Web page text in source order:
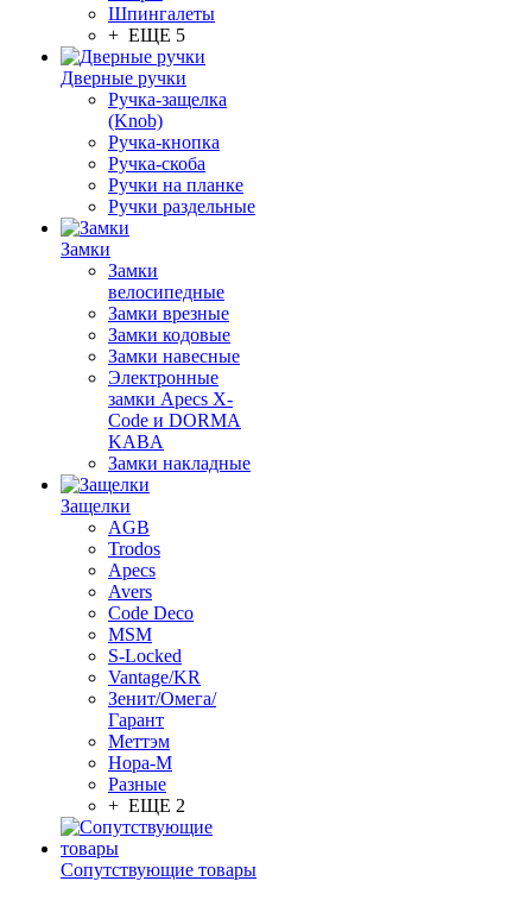
Шпингалеты
+ ЕЩЕ 5
Дверные ручки
Ручка-защелка
(Knob)
Ручка-кнопка
Ручка-скоба
Ручки на планке
Ручки раздельные
Замки
Замки
велосипедные
Замки врезные
Замки кодовые
Замки навесные
Электронные
замки Apecs X-
Code и DORMA
KABA
Замки накладные
Защелки
AGB
Trodos
Apecs
Avers
Code Deco
MSM
S-Locked
Vantage/KR
Зенит/Омега/
Гарант
Меттэм
Нора-М
Разные
+ ЕЩЕ 2
Сопутствующие товары